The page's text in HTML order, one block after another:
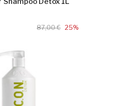
87,00 € 25%